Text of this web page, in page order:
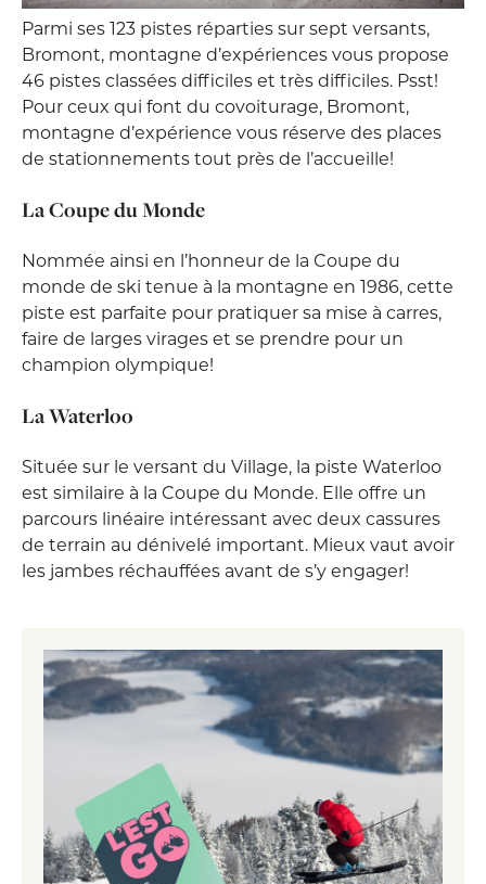
Parmi ses 123 pistes réparties sur sept versants,
Bromont, montagne d’expériences vous propose
46 pistes classées difficiles et très difficiles. Psst!
Pour ceux qui font du covoiturage, Bromont,
montagne d’expérience vous réserve des places
de stationnements tout près de l’accueille!
La Coupe du Monde
Nommée ainsi en l’honneur de la Coupe du
monde de ski tenue à la montagne en 1986, cette
piste est parfaite pour pratiquer sa mise à carres,
faire de larges virages et se prendre pour un
champion olympique!
La Waterloo
Située sur le versant du Village, la piste Waterloo
est similaire à la Coupe du Monde. Elle offre un
parcours linéaire intéressant avec deux cassures
de terrain au dénivelé important. Mieux vaut avoir
les jambes réchauffées avant de s’y engager!